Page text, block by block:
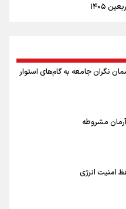
۱۴۰۵
نگران جامعه به گام‌های استوار
مشروطه
امنیت انرژی